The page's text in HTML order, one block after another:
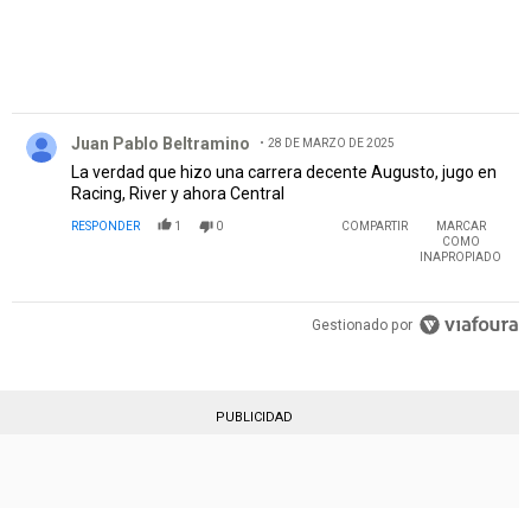
Juan Pablo Beltramino 28 DE MARZO DE 2025
La verdad que hizo una carrera decente Augusto, jugo en
Racing, River y ahora Central
RESPONDER 1 0 COMPARTIR
MARCAR
COMO
INAPROPIADO
Gestionado por
PUBLICIDAD